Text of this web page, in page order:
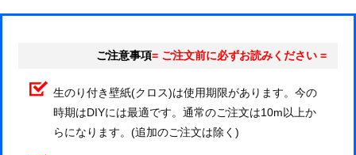
ご注意事項= ご注文前に必ずお読みください =
生のり付き壁紙(クロス)は使用期限があります。今の
時期はDIYには最適です。通常のご注文は10m以上か
らになります。(追加のご注文は除く)